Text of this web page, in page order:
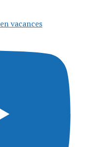
vacances